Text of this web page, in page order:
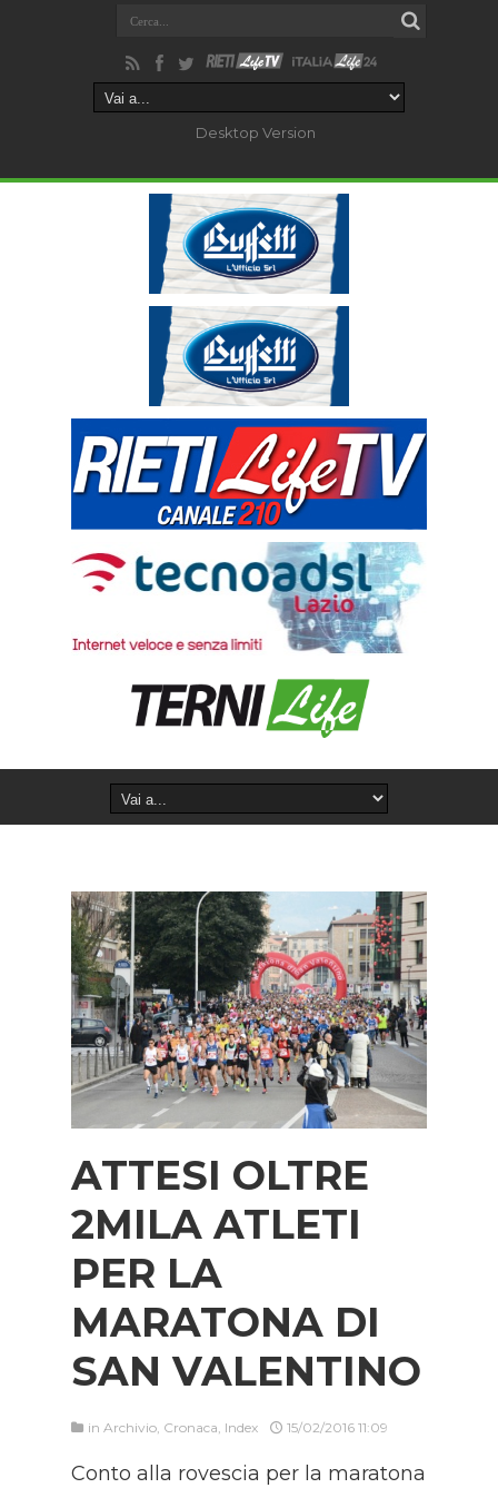
Desktop Version
ATTESI OLTRE
2MILA ATLETI
PER LA
MARATONA DI
SAN VALENTINO
in Archivio, Cronaca, Index 15/02/2016 11:09
Conto alla rovescia per la maratona